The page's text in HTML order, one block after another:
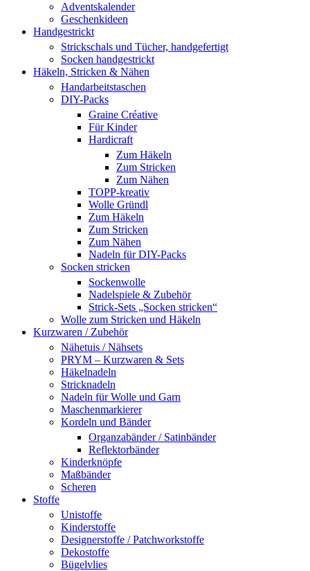
Adventskalender
Geschenkideen
Handgestrickt
Strickschals und Tücher, handgefertigt
Socken handgestrickt
Häkeln, Stricken & Nähen
Handarbeitstaschen
DIY-Packs
Graine Créative
Für Kinder
Hardicraft
Zum Häkeln
Zum Stricken
Zum Nähen
TOPP-kreativ
Wolle Gründl
Zum Häkeln
Zum Stricken
Zum Nähen
Nadeln für DIY-Packs
Socken stricken
Sockenwolle
Nadelspiele & Zubehör
Strick-Sets „Socken stricken“
Wolle zum Stricken und Häkeln
Kurzwaren / Zubehör
Nähetuis / Nähsets
PRYM – Kurzwaren & Sets
Häkelnadeln
Stricknadeln
Nadeln für Wolle und Garn
Maschenmarkierer
Kordeln und Bänder
Organzabänder / Satinbänder
Reflektorbänder
Kinderknöpfe
Maßbänder
Scheren
Stoffe
Unistoffe
Kinderstoffe
Designerstoffe / Patchworkstoffe
Dekostoffe
Bügelvlies